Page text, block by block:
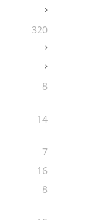
320
8
14
7
16
8